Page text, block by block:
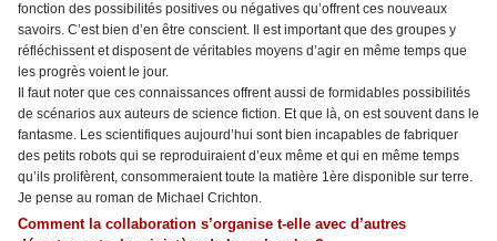
fonction des possibilités positives ou négatives qu’offrent ces nouveaux
savoirs. C’est bien d’en être conscient. Il est important que des groupes y
réfléchissent et disposent de véritables moyens d’agir en même temps que
les progrès voient le jour.
Il faut noter que ces connaissances offrent aussi de formidables possibilités
de scénarios aux auteurs de science fiction. Et que là, on est souvent dans le
fantasme. Les scientifiques aujourd’hui sont bien incapables de fabriquer
des petits robots qui se reproduiraient d’eux même et qui en même temps
qu’ils prolifèrent, consommeraient toute la matière 1ère disponible sur terre.
Je pense au roman de Michael Crichton.
Comment la collaboration s’organise t-elle avec d’autres